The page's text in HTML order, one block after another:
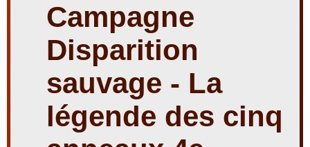
Campagne
Disparition
sauvage - La
légende des cinq